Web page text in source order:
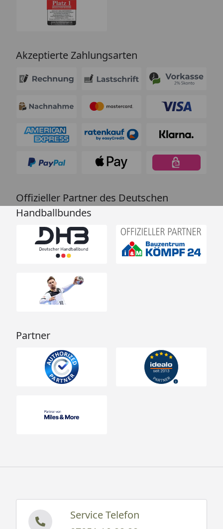
Akzeptierte Zahlungsarten
Offizieller Partner des Deutschen
Handballbundes
Partner
Service Telefon